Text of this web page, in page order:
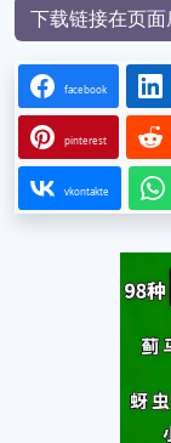
下载链接在页面
facebook
pinterest
vkontakte